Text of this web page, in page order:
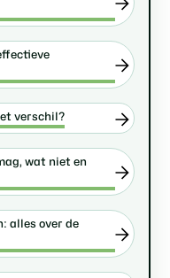
verschil?
wat niet en
alles over de